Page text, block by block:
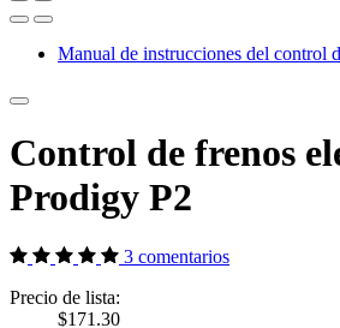
Manual de instrucciones del control
Control de frenos
Prodigy P2
3 comentarios
Precio de lista:
$171.30